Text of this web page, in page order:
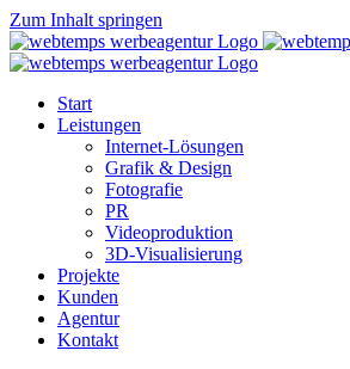
Zum Inhalt springen
Start
Leistungen
Internet-Lösungen
Grafik & Design
Fotografie
PR
Videoproduktion
3D-Visualisierung
Projekte
Kunden
Agentur
Kontakt